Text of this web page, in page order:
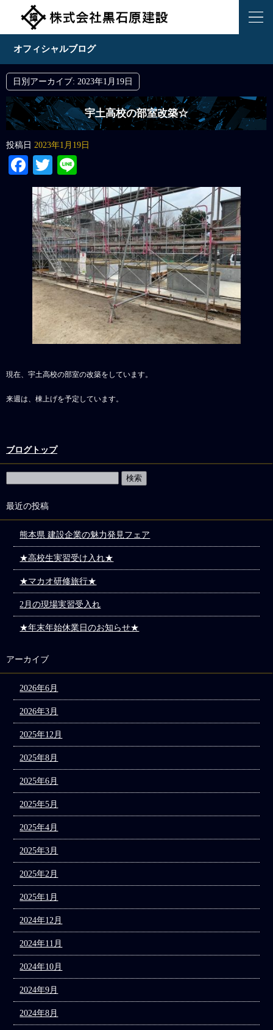
オフィシャルブログ
日別アーカイブ: 2023年1月19日
宇土高校の部室改築☆
投稿日 2023年1月19日
Facebook
Twitter
現在、宇土高校の部室の改築をしています。
来週は、棟上げを予定しています。
ブログトップ
最近の投稿
熊本県 建設企業の魅力発見フェア
★高校生実習受け入れ★
★マカオ研修旅行★
2月の現場実習受入れ
★年末年始休業日のお知らせ★
アーカイブ
2026年6月
2026年3月
2025年12月
2025年8月
2025年6月
2025年5月
2025年4月
2025年3月
2025年2月
2025年1月
2024年12月
2024年11月
2024年10月
2024年9月
2024年8月